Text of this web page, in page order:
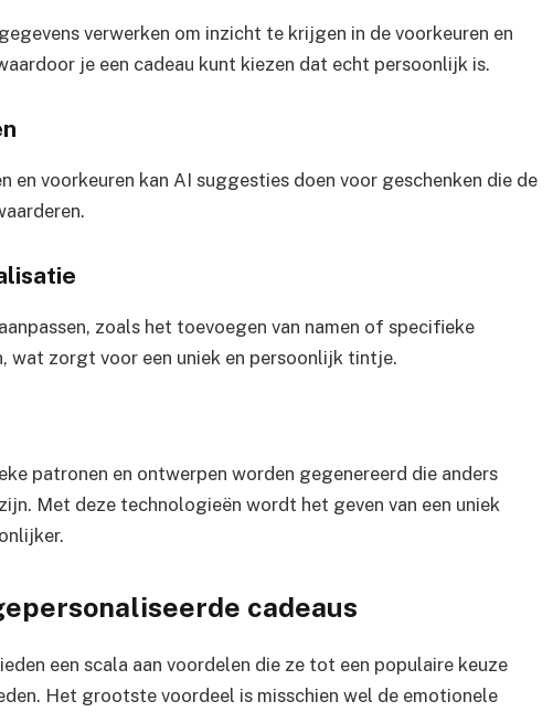
verwerken om inzicht te krijgen in de voorkeuren en
je een cadeau kunt kiezen dat echt persoonlijk is.
en voorkeuren kan AI suggesties doen voor geschenken die de
zoals het toevoegen van namen of specifieke
wat zorgt voor een uniek en persoonlijk tintje.
patronen en ontwerpen worden gegenereerd die anders
Met deze technologieën wordt het geven van een uniek
cadeaus
een scala aan voordelen die ze tot een populaire keuze
Het grootste voordeel is misschien wel de emotionele